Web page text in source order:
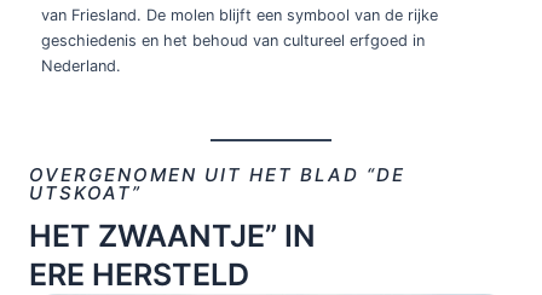
van Friesland. De molen blijft een symbool van de rijke
geschiedenis en het behoud van cultureel erfgoed in
Nederland.
OVERGENOMEN UIT HET BLAD “DE
UTSKOAT”
HET ZWAANTJE” IN
ERE HERSTELD